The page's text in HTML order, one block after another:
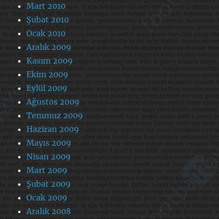
Mart 2010
Şubat 2010
Ocak 2010
Aralık 2009
Kasım 2009
Ekim 2009
Eylül 2009
Ağustos 2009
Temmuz 2009
Haziran 2009
Mayıs 2009
Nisan 2009
Mart 2009
Şubat 2009
Ocak 2009
Aralık 2008